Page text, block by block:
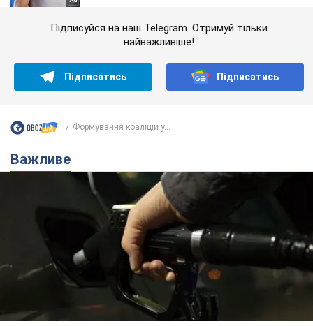
Підписуйся на наш Telegram. Отримуй тільки
найважливіше!
Підписатись Підписатись
Формування коаліцій у...
Важливе